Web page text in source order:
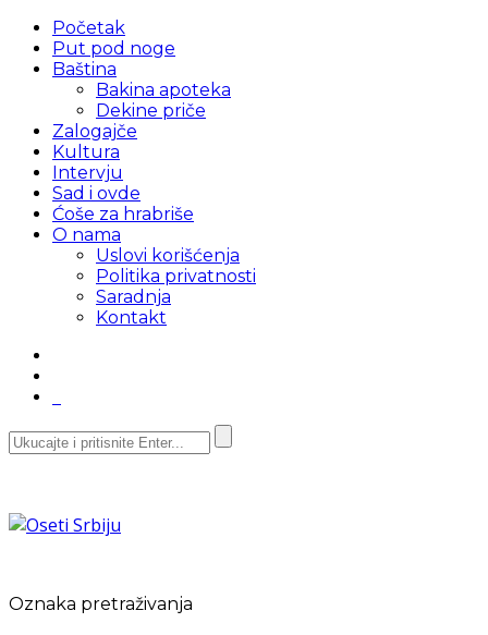
Početak
Put pod noge
Baština
Bakina apoteka
Dekine priče
Zalogajče
Kultura
Intervju
Sad i ovde
Ćoše za hrabriše
O nama
Uslovi korišćenja
Politika privatnosti
Saradnja
Kontakt
Oznaka pretraživanja